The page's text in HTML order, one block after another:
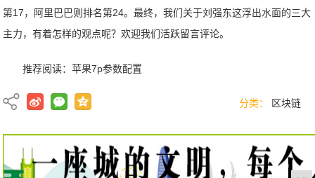
第17，阿里巴巴则排名第24。最终，我们关于刘强东这浮出水面的三大
主力，有着怎样的观点呢？欢迎我们活跃留言评论。
推荐阅读：苹果7p参数配置
分类： 区块链